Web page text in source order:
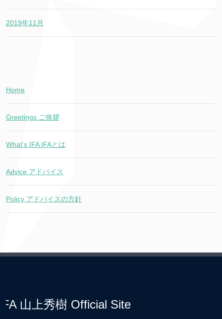
2019年11月
Home
Greetings ご挨拶
What’s IFA IFAとは
Advice アドバイス
Policy アドバイスの方針
山上秀樹 Official Site